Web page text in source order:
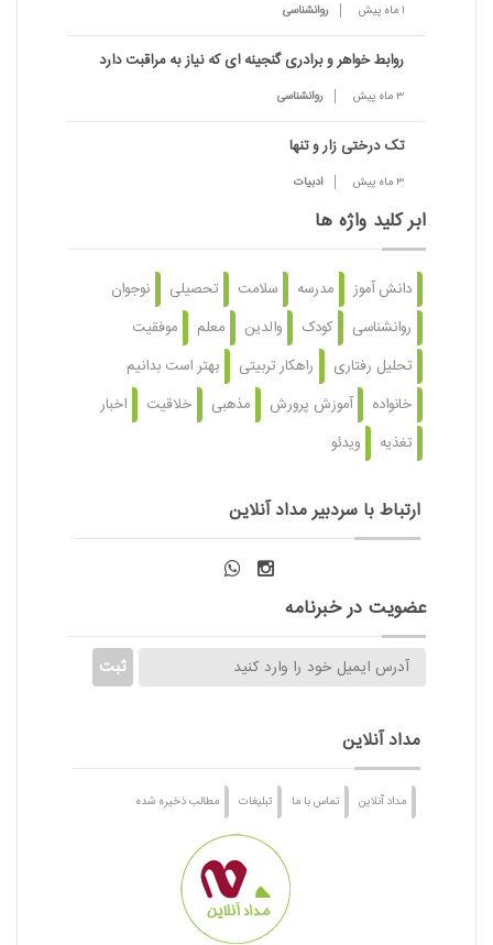
1 ماه پیش روانشناسی
روابط خواهر و برادری گنجینه ای که نیاز به مراقبت دارد
3 ماه پیش روانشناسی
تک درختی زار و تنها
3 ماه پیش ادبیات
ابر کلید واژه ها
دانش آموز مدرسه سلامت تحصیلی
نوجوان
روانشناسی
کودک والدین معلم
موفقیت
تحلیل رفتاری
راهکار تربیتی
بهتر است بدانیم
خانواده
آموزش پرورش مذهبی خلاقیت
اخبار
تغذیه
ویدئو
ارتباط با سردبیر مداد آنلاین
عضویت در خبرنامه
مداد آنلاین
مداد آنلاین تماس با ما تبلیغات مطالب ذخیره شده